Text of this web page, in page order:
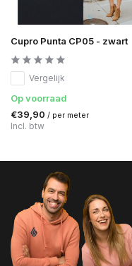
Cupro Punta CP05 - zwart
Vergelijk
Op voorraad
€39,90 / per meter
Incl. btw